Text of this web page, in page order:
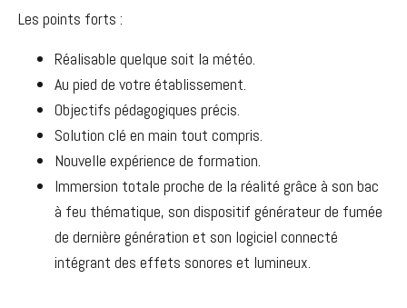
Les points forts :
Réalisable quelque soit la météo.
Au pied de votre établissement.
Objectifs pédagogiques précis.
Solution clé en main tout compris.
Nouvelle expérience de formation.
Immersion totale proche de la réalité grâce à son bac
à feu thématique, son dispositif générateur de fumée
de dernière génération et son logiciel connecté
intégrant des effets sonores et lumineux.